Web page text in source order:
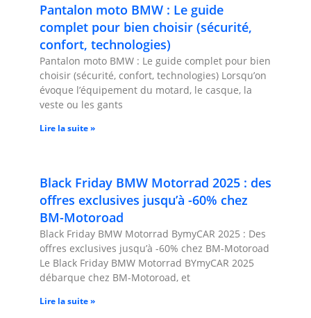
Pantalon moto BMW : Le guide
complet pour bien choisir (sécurité,
confort, technologies)
Pantalon moto BMW : Le guide complet pour bien
choisir (sécurité, confort, technologies) Lorsqu’on
évoque l’équipement du motard, le casque, la
veste ou les gants
Lire la suite »
Black Friday BMW Motorrad 2025 : des
offres exclusives jusqu’à -60% chez
BM-Motoroad
Black Friday BMW Motorrad BymyCAR 2025 : Des
offres exclusives jusqu’à -60% chez BM-Motoroad
Le Black Friday BMW Motorrad BYmyCAR 2025
débarque chez BM-Motoroad, et
Lire la suite »